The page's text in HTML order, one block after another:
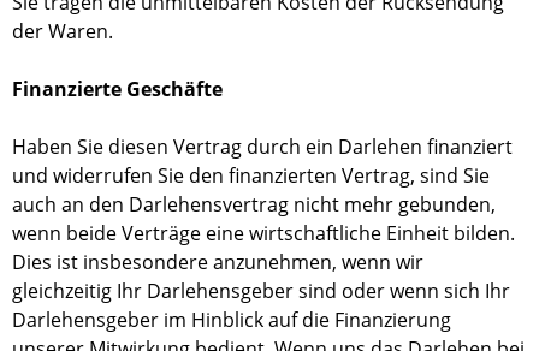
der Waren.
Finanzierte Geschäfte
Haben Sie diesen Vertrag durch ein Darlehen finanziert
und widerrufen Sie den finanzierten Vertrag, sind Sie
auch an den Darlehensvertrag nicht mehr gebunden,
wenn beide Verträge eine wirtschaftliche Einheit bilden.
Dies ist insbesondere anzunehmen, wenn wir
gleichzeitig Ihr Darlehensgeber sind oder wenn sich Ihr
Darlehensgeber im Hinblick auf die Finanzierung